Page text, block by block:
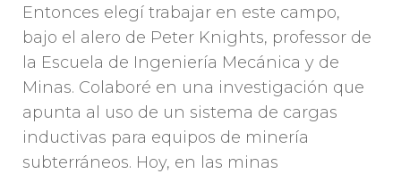
Entonces elegí trabajar en este campo,
bajo el alero de Peter Knights, professor de
la Escuela de Ingeniería Mecánica y de
Minas. Colaboré en una investigación que
apunta al uso de un sistema de cargas
inductivas para equipos de minería
subterráneos. Hoy, en las minas